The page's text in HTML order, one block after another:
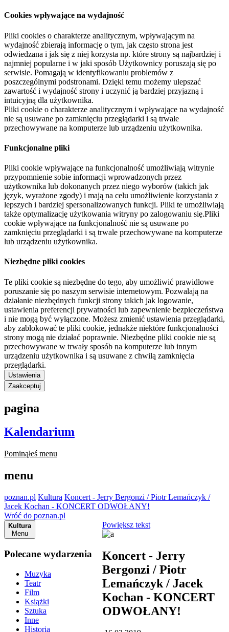
Cookies wpływające na wydajność
Pliki cookies o charakterze analitycznym, wpływającym na
wydajność zbierają informację o tym, jak często strona jest
odwiedzana i jak się z niej korzysta np. które strony są najbardziej i
najmniej popularne i w jaki sposób Użytkownicy poruszają się po
serwisie. Pomagają w identyfikowaniu problemów z
poszczególnymi podstronami. Dzięki temu możemy ulepszać
zawartość i wydajność strony i uczynić ją bardziej przyjazną i
intuicyjną dla użytkownika.
Pliki cookie o charakterze analitycznym i wpływające na wydajność
nie są usuwane po zamknięciu przeglądarki i są trwale
przechowywane na komputerze lub urządzeniu użytkownika.
Funkcjonalne pliki
Pliki cookie wpływające na funkcjonalność umożliwiają witrynie
przypomnienie sobie informacji wprowadzonych przez
użytkownika lub dokonanych przez niego wyborów (takich jak
język, wyrażone zgody) i mają na celu umożliwienie korzystania z
lepszych i bardziej spersonalizowanych funkcji. Pliki te umożliwiają
także optymalizację użytkowania witryny po zalogowaniu się.Pliki
cookie wpływające na funkcjonalność nie są usuwane po
zamknięciu przeglądarki i są trwale przechowywane na komputerze
lub urządzeniu użytkownika.
Niezbędne pliki cookies
Te pliki cookie są niezbędne do tego, aby umożliwić prawidłowe
poruszanie się po naszym serwisie internetowym. Pozwalają na
działanie niezbędnych funkcji strony takich jak logowanie,
ustawienia preferencji prywatności lub zapewnienie bezpieczeństwa
i nie mogą być wyłączone. Możesz zmienić ustawienia przeglądarki,
aby zablokować te pliki cookie, jednakże niektóre funkcjonalności
strony mogą nie działać poprawnie. Niezbędne pliki cookie nie są
przechowywane w trwały sposób na komputerze lub innym
urządzeniu użytkownika i są usuwane z chwilą zamknięcia
przeglądarki.
Ustawienia
Zaakceptuj
pagina
Kalendarium
Pominąłeś menu
menu
poznan.pl Kultura Koncert - Jerry Bergonzi / Piotr Lemańczyk /
Jacek Kochan - KONCERT ODWOŁANY!
Wróć do poznan.pl
Kultura
Menu
Polecane wydarzenia
Muzyka
Teatr
Film
Książki
Sztuka
Inne
Historia
Powiększ tekst
Koncert - Jerry
Bergonzi / Piotr
Lemańczyk / Jacek
Kochan - KONCERT
ODWOŁANY!